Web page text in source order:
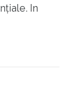
In
ca are un